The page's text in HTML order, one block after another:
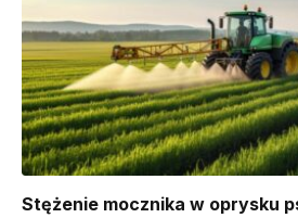
Stężenie mocznika w oprysku